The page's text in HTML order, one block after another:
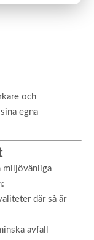
och
egna
miljövänliga
där så är
avfall